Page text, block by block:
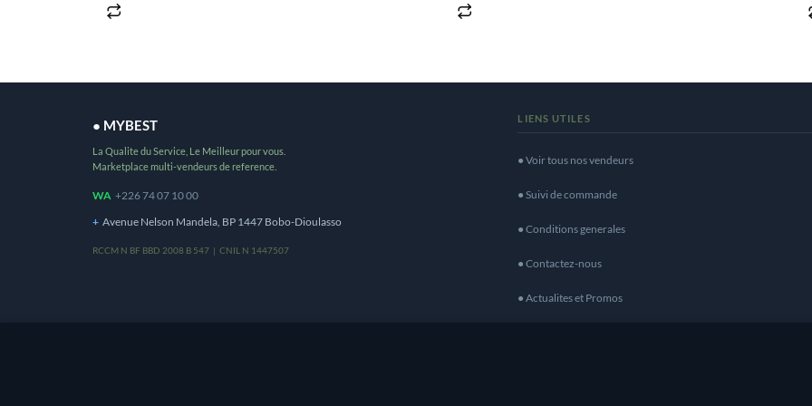
● MYBEST
La Qualite du Service, Le Meilleur pour vous.
Marketplace multi-vendeurs de reference.
WA +226 74 07 10 00
+ Avenue Nelson Mandela, BP 1447 Bobo-Dioulasso
RCCM N BF BBD 2008 B 547 | CNIL N 1447507
LIENS UTILES
● Voir tous nos vendeurs
● Suivi de commande
● Conditions generales
● Contactez-nous
● Actualites et Promos